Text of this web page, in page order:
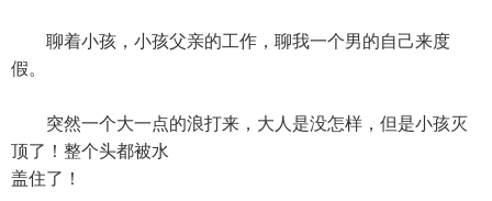
聊着小孩，小孩父亲的工作，聊我一个男的自己来度
假。
突然一个大一点的浪打来，大人是没怎样，但是小孩灭
顶了！整个头都被水
盖住了！